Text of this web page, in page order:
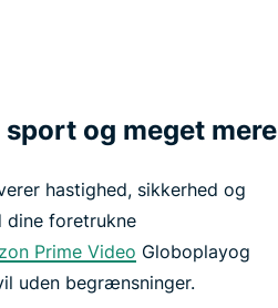
og meget mere
hastighed, sikkerhed og
dine foretrukne
Prime Video Globoplayog
uden begrænsninger.